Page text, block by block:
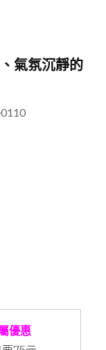
氣氛沉靜的
優惠